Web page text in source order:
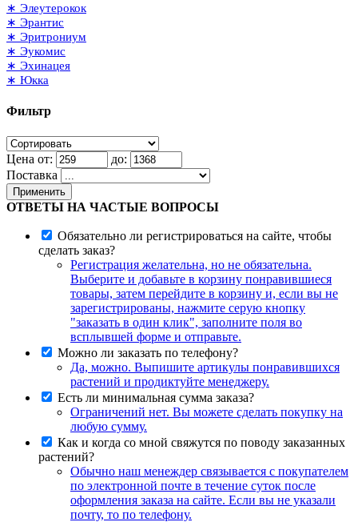
∗ Элеутерокок
∗ Эрантис
∗ Эритрониум
∗ Эукомис
∗ Эхинацея
∗ Юкка
Фильтр
Цена от:
до:
Поставка
Применить
ОТВЕТЫ НА ЧАСТЫЕ ВОПРОСЫ
Обязательно ли регистрироваться на сайте, чтобы
сделать заказ?
Регистрация желательна, но не обязательна.
Выберите и добавьте в корзину понравившиеся
товары, затем перейдите в корзину и, если вы не
зарегистрированы, нажмите серую кнопку
"заказать в один клик", заполните поля во
всплывшей форме и отправьте.
Можно ли заказать по телефону?
Да, можно. Выпишите артикулы понравившихся
растений и продиктуйте менеджеру.
Есть ли минимальная сумма заказа?
Ограничений нет. Вы можете сделать покупку на
любую сумму.
Как и когда со мной свяжутся по поводу заказанных
растений?
Обычно наш менеждер связывается с покупателем
по электронной почте в течение суток после
оформления заказа на сайте. Если вы не указали
почту, то по телефону.